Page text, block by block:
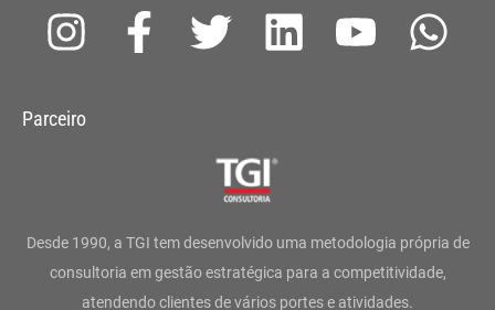
I
s
g
r
F
a
o
o
T
t
e
r
L
d
i
Y
b
e
W
a
p
Parceiro
Desde 1990, a TGI tem desenvolvido uma metodologia própria de
consultoria em gestão estratégica para a competitividade,
atendendo clientes de vários portes e atividades.